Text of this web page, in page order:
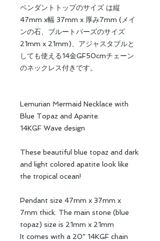
ペンダントトップのサイズ は縦
47mm x幅 37mm x 厚み7mm (メイ
ンの石、ブルートパーズのサイズ
21mm x 21mm)、アジャスタブルと
しても使える14金GF50cmチェーン
のネックレス付きです。
Lemurian Mermaid Necklace with
Blue Topaz and Aparite.
14KGF Wave design
These beautiful blue topaz and dark
and light colored apatite look like
the tropical ocean!
Pendant size 47mm x 37mm x
7mm thick. The main stone (blue
topaz) size is 21mm x 21mm
It comes with a 20” 14KGF chain